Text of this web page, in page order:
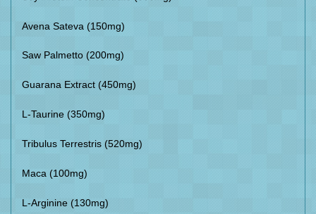
Avena Sateva (150mg)
Saw Palmetto (200mg)
Guarana Extract (450mg)
L-Taurine (350mg)
Tribulus Terrestris (520mg)
Maca (100mg)
L-Arginine (130mg)